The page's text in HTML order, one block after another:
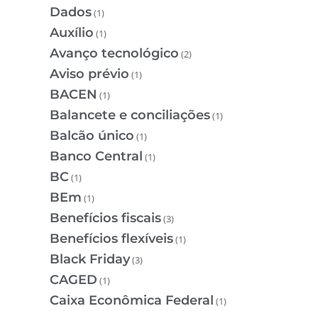
Dados(1)
Auxílio (1)
Avanço tecnológico (2)
Aviso prévio (1)
BACEN (1)
Balancete e conciliações(1)
Balcão único (1)
Banco Central (1)
BC(1)
BEm (1)
Benefícios fiscais(3)
Benefícios flexíveis(1)
Black Friday(3)
CAGED (1)
Caixa Econômica Federal (1)